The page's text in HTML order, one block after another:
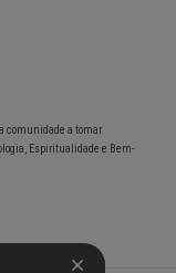
comunidade a tomar
Espiritualidade e Bem-